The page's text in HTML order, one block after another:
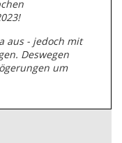
aus - jedoch mit
Deswegen
um